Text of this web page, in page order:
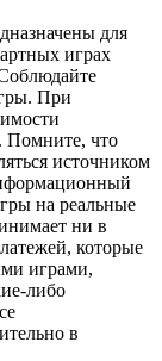
для
играх
При
Помните, что
источником
на реальные
ни в
которые
играми,
либо
в